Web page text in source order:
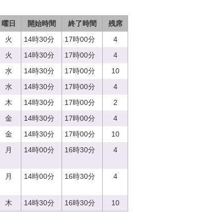
曜日 開始時間 終了時間
残席
火 14時30分 17時00分
4
火 14時30分 17時00分
4
水 14時30分 17時00分
10
水 14時30分 17時00分
4
木 14時30分 17時00分
2
金 14時30分 17時00分
4
金 14時30分 17時00分
10
月 14時00分 16時30分 4
月 14時00分 16時30分 4
木 14時30分 16時30分 10